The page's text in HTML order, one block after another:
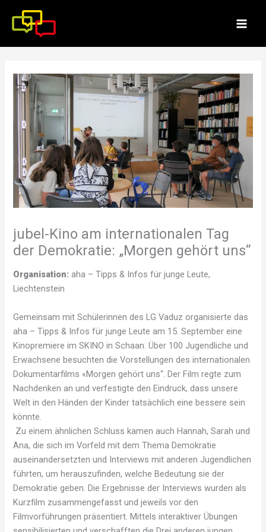
Inhalt
springen
jubel-Kino am internationalen Tag
der Demokratie: „Morgen gehört uns“
Organisation: aha – Tipps & Infos für junge Leute,
Liechtenstein
Gemeinsam mit Schülerinnen des LG Vaduz organisierte das
aha – Tipps & Infos für junge Leute am 15. September eine
Kinopremiere im SKINO in Schaan. Über 100 Jugendliche und
Erwachsene besuchten die Vorstellungen des internationalen
Dokumentarfilms «Morgen gehört uns“. Der Film regte zum
Nachdenken an und verfestigte den Eindruck, dass unsere
Welt in den Händen der Kinder tatsächlich eine bessere sein
könnte.
Zu einem ähnlichen Schluss kamen auch Hannah, Sarah und
Ana, die sich im Vorfeld mit dem Thema Demokratie
auseinandersetzten und Interviews mit anderen Jugendlichen
führten, um herauszufinden, welche Bedeutung sie der
Demokratie geben. Die Ergebnisse der Interviews wurden als
Kurzfilm zusammengefasst und jeweils vor den
Filmvorführungen präsentiert. Mittels interaktiver Übungen